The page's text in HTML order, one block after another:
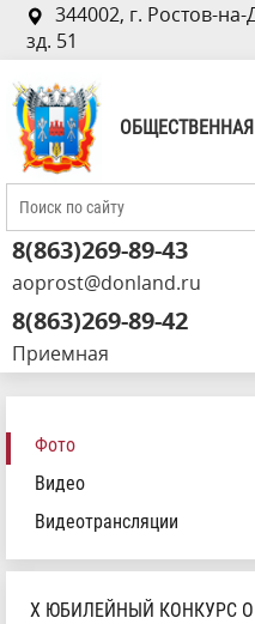
344002, г. Ростов-
зд. 51
8(863)269-89-43
aoprost@donland.ru
8(863)269-89-42
Приемная
Фото
Видео
Видеотрансляции
Х ЮБИЛЕЙНЫЙ КОНКУРС